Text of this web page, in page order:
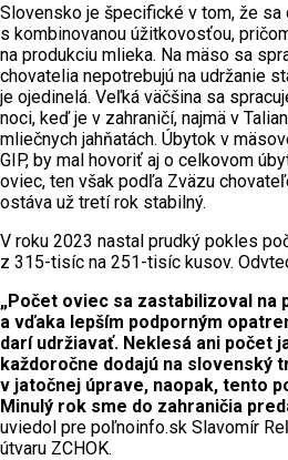
Slovensko je špecifické v tom, že sa
s kombinovanou úžitkovosťou,
na produkciu mlieka. Na mäso sa
chovatelia nepotrebujú na udržanie
je ojedinelá. Veľká väčšina sa
noci, keď je v zahraničí, najmä v
mliečnych jahňatách. Úbytok v
GIP, by mal hovoriť aj o celkovom
oviec, ten však podľa Zväzu
ostáva už tretí rok stabilný.
V roku 2023 nastal prudký pokles
z 315-tisíc na 251-tisíc kusov.
„Počet oviec sa zastabilizoval na
a vďaka lepším podporným
darí udržiavať. Neklesá ani počet
každoročne dodajú na slovenský
v jatočnej úprave, naopak, tento
Minulý rok sme do zahraničia
uviedol pre poľnoinfo.sk Slavomír
útvaru ZCHOK.